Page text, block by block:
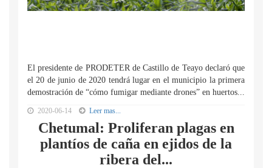
El presidente de PRODETER de Castillo de Teayo declaró que
el 20 de junio de 2020 tendrá lugar en el municipio la primera
demostración de “cómo fumigar mediante drones” en huertos...
2020-06-14 Leer mas...
Chetumal: Proliferan plagas en
plantíos de caña en ejidos de la
ribera del...